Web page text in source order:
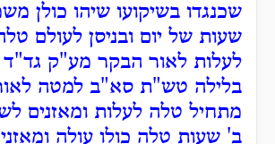
שכנגדו בשיקועו שיהו כולן
שעות של יום ובניסן לעולם
לעלות לאור הבקר מע"ק
בלילה טש"ת סא"ב למטה
מתחיל טלה לעלות ומאזנים
ב' שעות טלה כולו עולה